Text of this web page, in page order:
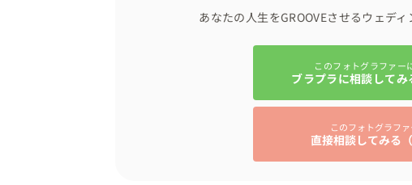
と、雰囲気づくりのためにひたすら声を張り上げて
スポーツとウェディングはライトの当て方や、仕上
あなたの人生をGROOVEさせるウェディ
このフォトグラファー
ブラプラに相談してみ
このフォトグラフ
直接相談してみる（